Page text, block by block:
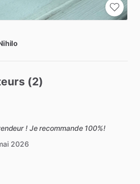
(2)
! Je recommande 100%!
2026